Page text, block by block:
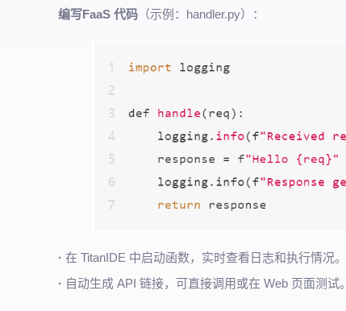
编写FaaS 代码 （示例：handler.py）：
· 在 TitanIDE 中启动函数，实时查看日志和执行情况。
· 自动生成 API 链接，可直接调用或在 Web 页面测试。